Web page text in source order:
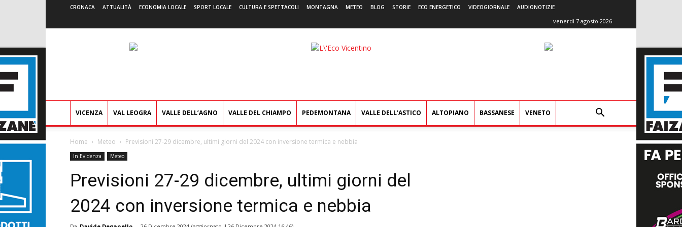
CRONACA ATTUALITÀ ECONOMIA LOCALE SPORT LOCALE CULTURA E SPETTACOLI MONTAGNA METEO BLOG STORIE ECO ENERGETICO VIDEOGIORNALE AUDIONOTIZIE
venerdì 7 agosto 2026
L'Eco
VICENZA VAL LEOGRA VALLE DELL’AGNO VALLE DEL CHIAMPO PEDEMONTANA VALLE DELL’ASTICO ALTOPIANO BASSANESE VENETO
Home Meteo Previsioni 27-29 dicembre, ultimi giorni del 2024 con inversione termica e nebbia
In Evidenza Meteo
Previsioni 27-29 dicembre, ultimi giorni del
2024 con inversione termica e nebbia